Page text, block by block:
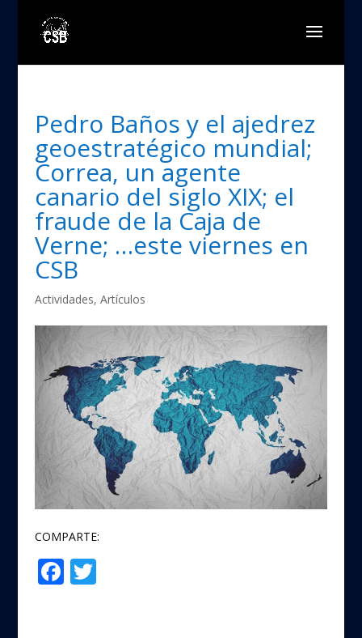
Pedro Baños y el ajedrez
geoestratégico mundial;
Correa, un agente
canario del siglo XIX; el
fraude de la Caja de
Verne; …este viernes en
CSB
Actividades, Artículos
COMPARTE:
F T